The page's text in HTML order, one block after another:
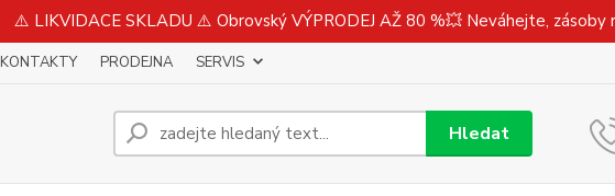
⚠️ LIKVIDACE SKLADU ⚠️ Obrovský VÝPRODEJ AŽ 80 %💥 Neváhejte, zásoby
KONTAKTY PRODEJNA SERVIS
Hledat